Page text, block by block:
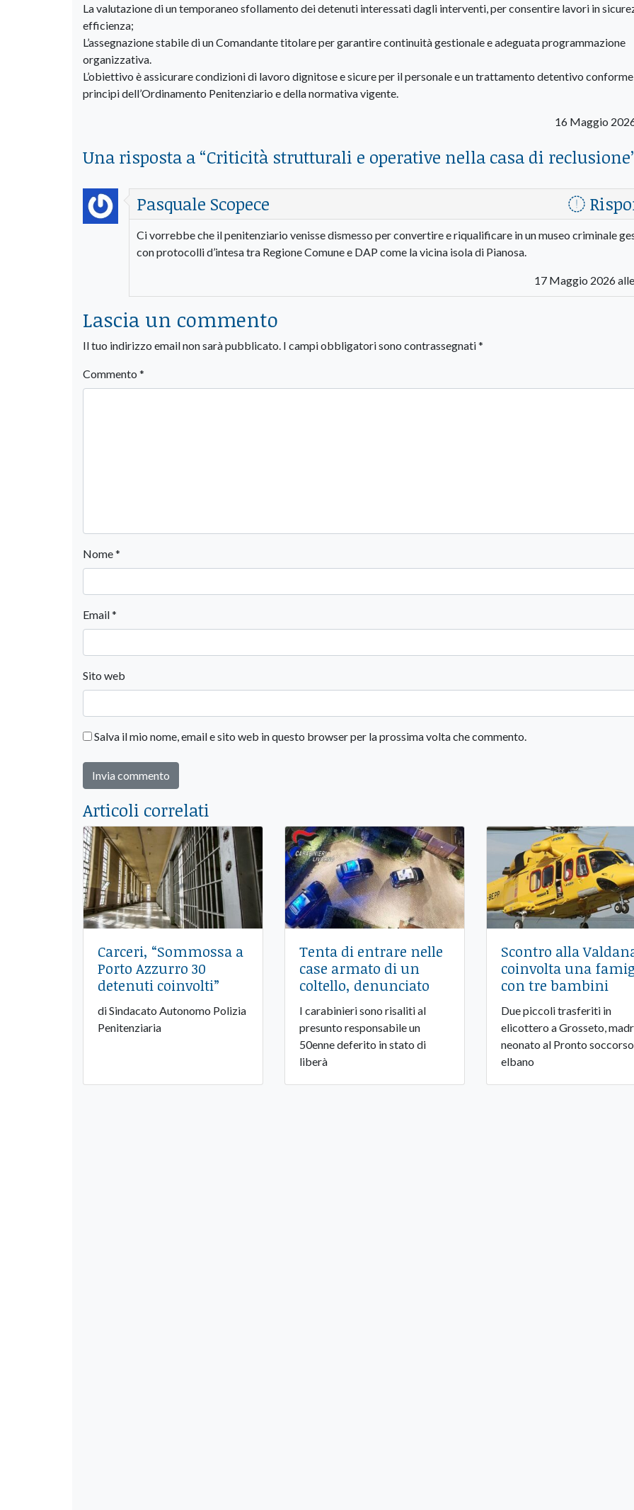
La valutazione di un temporaneo sfollamento dei detenuti interessati dagli interventi, per consentire lavori in
efficienza;
L’assegnazione stabile di un Comandante titolare per garantire continuità gestionale e adeguata programmazione
organizzativa.
L’obiettivo è assicurare condizioni di lavoro dignitose e sicure per il personale e un trattamento detentivo
principi dell’Ordinamento Penitenziario e della normativa vigente.
16 Maggio
Una risposta a “Criticità strutturali e operative nella casa di reclusione
Pasquale Scopece
Ci vorrebbe che il penitenziario venisse dismesso per convertire e riqualificare in un museo criminale
con protocolli d’intesa tra Regione Comune e DAP come la vicina isola di Pianosa.
17 Maggio 2026
Lascia un commento
Il tuo indirizzo email non sarà pubblicato. I campi obbligatori sono contrassegnati*
Commento *
Nome*
Email*
Sito web
Salva il mio nome, email e sito web in questo browser per la prossima volta che commento.
Articoli correlati
Carceri, “Sommossa a
Porto Azzurro 30
detenuti coinvolti”
di Sindacato Autonomo Polizia
Penitenziaria
Tenta di entrare nelle
case armato di un
coltello, denunciato
I carabinieri sono risaliti al
presunto responsabile un
50enne deferito in stato di
liberà
Scontro alla
coinvolta una
con tre bambini
Due piccoli trasferiti in
elicottero a Grosseto,
neonato al Pronto soccorso
elbano